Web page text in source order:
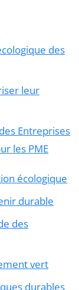
des
leur
Entreprises
les PME
écologique
durable
des
vert
durables